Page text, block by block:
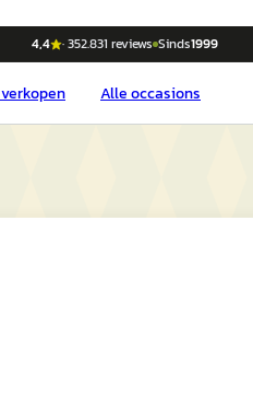
4,4 ·352.831 reviews Sinds1999
verkopen Alle occasions